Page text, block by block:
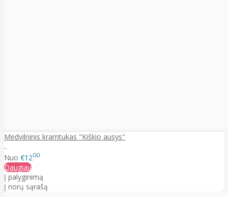
Medvilninis kramtukas "Kiškio ausys"
..
Nuo €1200
Daugiau
Į palyginimą
Į norų sąrašą